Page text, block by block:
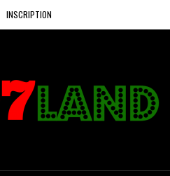
INSCRIPTION